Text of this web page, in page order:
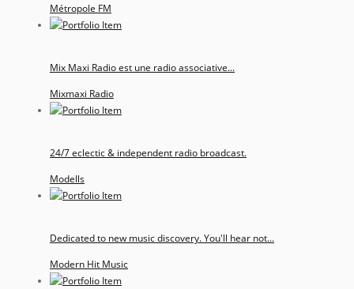
Métropole FM
Mix Maxi Radio est une radio associative...
Mixmaxi Radio
24/7 eclectic & independent radio broadcast.
Modells
Dedicated to new music discovery. You'll hear not...
Modern Hit Music